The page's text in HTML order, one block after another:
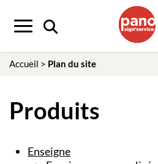
Menu
Accueil > Plan du site
Produits
Enseigne
Panneau de gestion des cookies